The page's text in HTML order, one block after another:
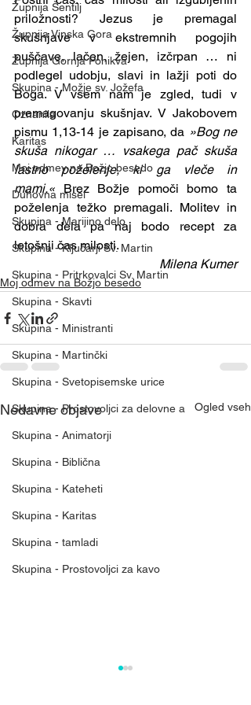
Župnija Šentilj
Župnija Vinska Gora
Župnija Gornja Ponikva
Skupina - Možje sv. Jožefa
Oznanila
Karitas
Moj odmev na Božjo besedo
Duhovna misel
Skupina - Marijino delo
Skupina - Ključarji Sv. Martin
Skupina - Pritrkovalci Sv. Martin
Skupina - Skavti
Skupina - Ministranti
Skupina - Martinčki
Skupina - Svetopisemske urice
Skupina - Prostovoljci za delovne a
Skupina - Animatorji
Skupina - Biblična
Skupina - Kateheti
Skupina - Karitas
Skupina - tamladi
Skupina - Prostovoljci za kavo
priložnosti? Jezus je premagal
skušnjave v ekstremnih pogojih
puščave, lačen, žejen, izčrpan … ni
podlegel udobju, slavi in lažji poti do
Boga. V vsem nam je zgled, tudi v
premagovanju skušnjav. V Jakobovem
pismu 1,13-14 je zapisano, da »Bog ne
skuša nikogar … vsakega pač skuša
lastno poželenje, ki ga vleče in
mami.« Brez Božje pomoči bomo ta
poželenja težko premagali. Molitev in
dobra dela pa naj bodo recept za
letošnji čas milosti.
Milena Kumer
Moj odmev na Božjo besedo
Nedavne objave Ogled vseh